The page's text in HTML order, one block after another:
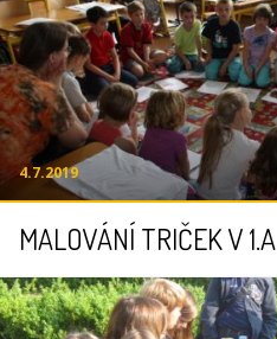
4.7.2019
MALOVÁNÍ TRIČEK V 1.A